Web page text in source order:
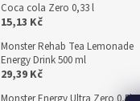
Coca cola Zero 0,33 l
15,13 Kč
Monster Rehab Tea Lemonade
Energy Drink 500 ml
29,39 Kč